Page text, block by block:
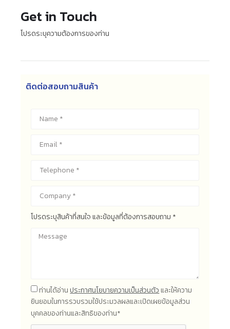
Get in Touch
โปรดระบุความต้องการของท่าน
ติดต่อสอบถามสินค้า
โปรดระบุสินค้าที่สนใจ และข้อมูลที่ต้องการสอบถาม *
ท่านได้อ่านประกาศนโยบายความเป็นส่วนตัวและให้ความ
ยินยอมในการรวบรวมใช้ประมวลผลและเปิดเผยข้อมูลส่วน
บุคคลของท่านและสิทธิของท่าน*